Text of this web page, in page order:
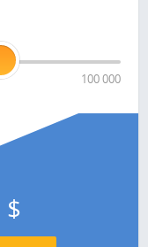
100 000
$